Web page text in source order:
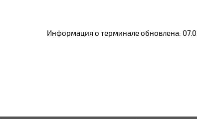
Информация о терминале обновлена: